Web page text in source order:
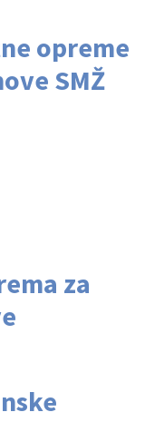
opreme
SMŽ
za